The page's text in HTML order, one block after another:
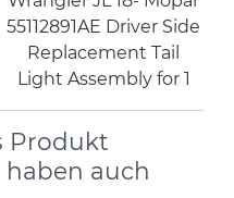
55112891AE Driver Side
Replacement Tail
Light Assembly for 1
Produkt
auch